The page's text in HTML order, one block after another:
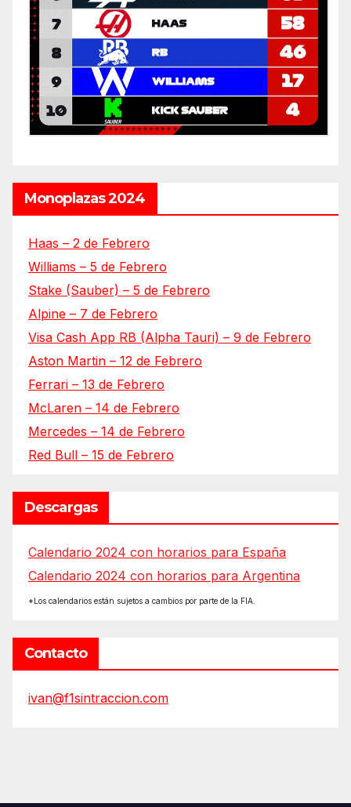
Monoplazas 2024
Haas – 2 de Febrero
Williams – 5 de Febrero
Stake (Sauber) – 5 de Febrero
Alpine – 7 de Febrero
Visa Cash App RB (Alpha Tauri) – 9 de Febrero
Aston Martin – 12 de Febrero
Ferrari – 13 de Febrero
McLaren – 14 de Febrero
Mercedes – 14 de Febrero
Red Bull – 15 de Febrero
Descargas
Calendario 2024 con horarios para España
Calendario 2024 con horarios para Argentina
*Los calendarios están sujetos a cambios por parte de la FIA.
Contacto
ivan@f1sintraccion.com